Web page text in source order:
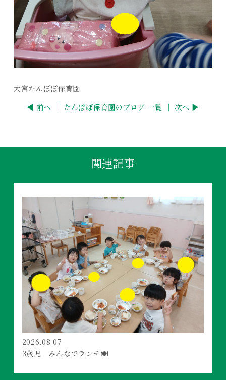
大宮たんぽぽ保育園
◀ 前へ ｜ たんぽぽ保育園のブログ 一覧 ｜ 次へ ▶
関連記事
2026.08.07
3歳児 みんなでランチ🍽️